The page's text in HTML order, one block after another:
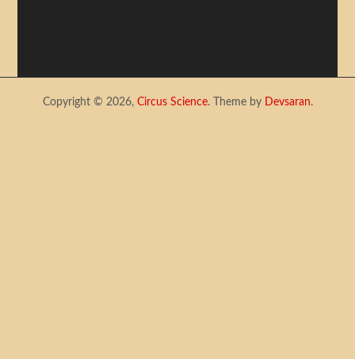
Copyright © 2026, Circus Science. Theme by Devsaran.